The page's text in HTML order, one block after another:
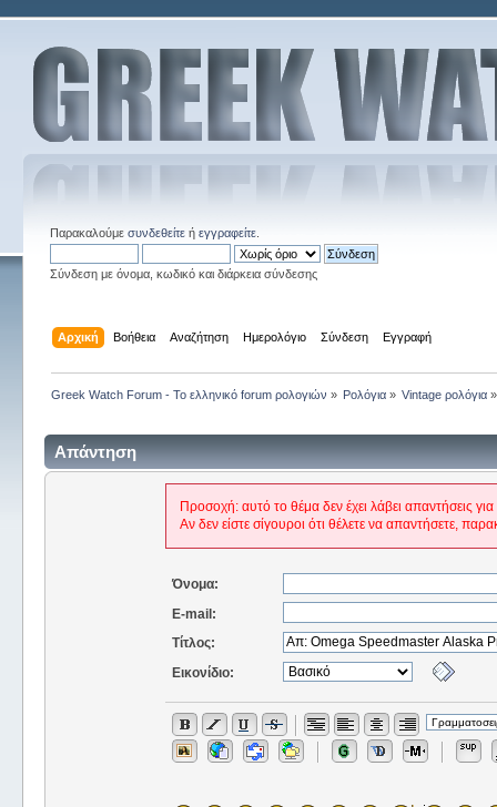
Παρακαλούμε συνδεθείτεή εγγραφείτε.
Σύνδεση με όνομα, κωδικό και διάρκεια σύνδεσης
Αρχική Βοήθεια Αναζήτηση Ημερολόγιο Σύνδεση Εγγραφή
Greek Watch Forum - Το ελληνικό forum ρολογιών » Ρολόγια » Vintage ρολόγια »
Απάντηση
Προσοχή: αυτό το θέμα δεν έχει λάβει απαντήσεις
Αν δεν είστε σίγουροι ότι θέλετε να απαντήσετε,
Όνομα:
E-mail:
Τίτλος:
Εικονίδιο: